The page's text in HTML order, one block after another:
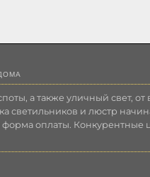
а также уличный свет,
и люстр
оплаты. Конкурентные